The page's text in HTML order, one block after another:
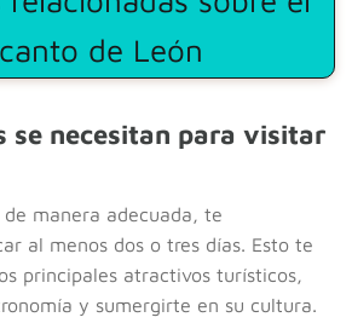
de León
se necesitan para visitar
manera adecuada, te
al menos dos o tres días. Esto te
principales atractivos turísticos,
y sumergirte en su cultura.